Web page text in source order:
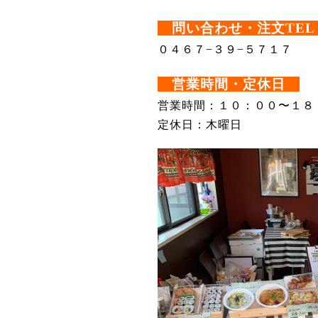
問い合わせ・注文TEL
０４６７−３９−５７１７
営業時間・定休日
営業時間：１０：００〜１８
定休日：木曜日